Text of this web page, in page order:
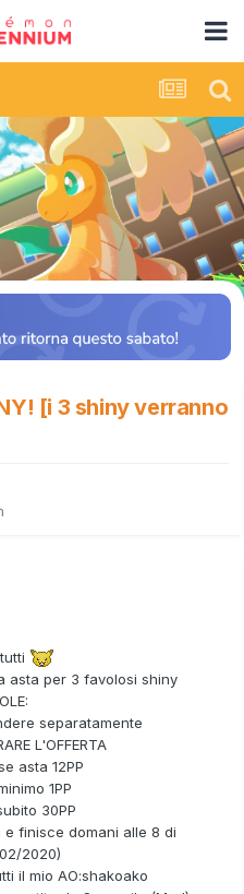
[i 3 shiny verranno
asta per 3 favolosi shiny
separatamente
L'OFFERTA
asta 12PP
1PP
30PP
finisce domani alle 8 di
2020)
il mio AO:shakoako